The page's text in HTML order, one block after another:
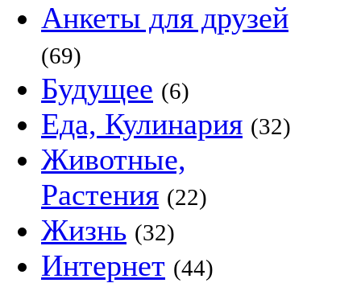
Анкеты для друзей
(69)
Будущее (6)
Еда, Кулинария (32)
Животные,
Растения (22)
Жизнь (32)
Интернет (44)